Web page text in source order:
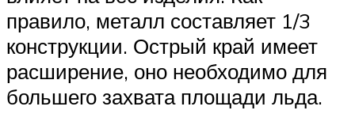
правило, металл составляет 1/3
конструкции. Острый край имеет
расширение, оно необходимо для
большего захвата площади льда.